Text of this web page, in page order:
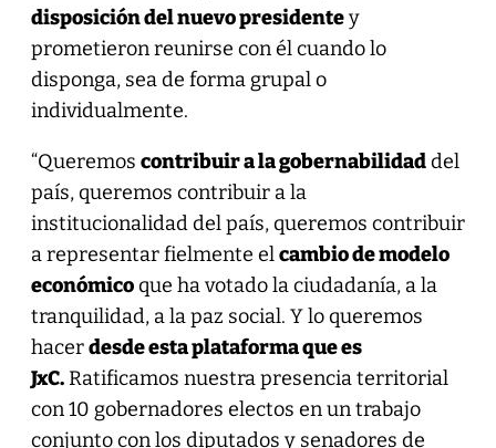
disposición del nuevo presidentey
prometieron reunirse con él cuando lo
disponga, sea de forma grupal o
individualmente.
“Queremos contribuir a la gobernabilidaddel
país, queremos contribuir a la
institucionalidad del país, queremos contribuir
a representar fielmente elcambio de modelo
económicoque ha votado la ciudadanía, a la
tranquilidad, a la paz social. Y lo queremos
hacerdesde esta plataforma que es
JxC.Ratificamos nuestra presencia territorial
con 10 gobernadores electos en un trabajo
conjunto con los diputados y senadores de